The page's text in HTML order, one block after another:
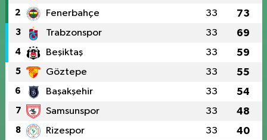
2 Fenerbahçe 33 73
3 Trabzonspor 33 69
4 Beşiktaş 33 59
5 Göztepe 33 55
6 Başakşehir 33 54
7 Samsunspor 33 48
8 Rizespor 33 40